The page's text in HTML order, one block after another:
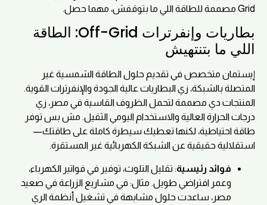
Grid مصممة للطاقة اللي ما بتوقفش، مهما حصل.
بطاريات وإنفرترات Off-Grid: الطاقة
اللي ما بتنتهيش
إيستمان متخصص في تقديم حلول الطاقة الشمسية غير
المتصلة بالشبكة، زي البطاريات عالية الجودة والإنفرترات القوية.
المنتجات دي مصممة لتحمل الظروف القاسية في مصر، زي
درجات الحرارة العالية والاستخدام اليومي الثقيل. مش بس توفر
طاقة احتياطية، لكنها تعطيك سيطرة كاملة على طاقتك—
استقلالية حقيقية عن الشبكة الكهربائية غير المستقرة.
فوائد رئيسية: تقليل التلوث، توفير في فواتير الكهرباء،
وعمر افتراضي طويل. مثال: في مشاريع الزراعة في صعيد
مصر، ساعدت حلول مشابهة في تشغيل أنظمة الري